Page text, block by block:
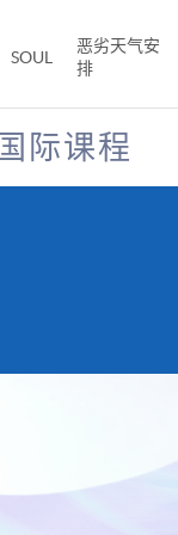
SOUL
恶劣天气安
排
际课程